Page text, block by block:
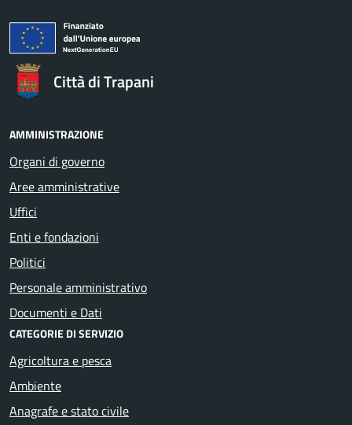
Città di Trapani
AMMINISTRAZIONE
Organi di governo
Aree amministrative
Uffici
Enti e fondazioni
Politici
Personale amministrativo
Documenti e Dati
CATEGORIE DI SERVIZIO
Agricoltura e pesca
Ambiente
Anagrafe e stato civile